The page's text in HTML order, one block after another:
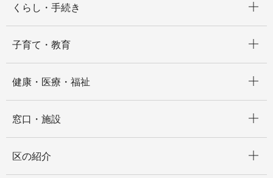
くらし・手続き
子育て・教育
健康・医療・福祉
窓口・施設
区の紹介